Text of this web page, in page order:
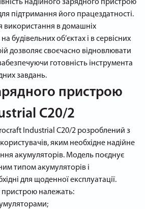
надійного зарядного пристрою
підтримання його працездатності.
використання в домашніх
будівельних об’єктах і в сервісних
дозволяє своєчасно відновлювати
готовність інструмента
завдань.
пристрою
C20/2
Industrial C20/2 розроблений з
яким необхідне надійне
акумуляторів. Модель поєднує
типом акумуляторів і
для щоденної експлуатації.
належать: